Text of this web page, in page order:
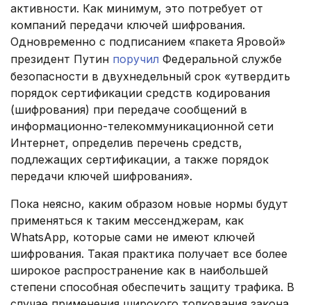
активности. Как минимум, это потребует от
компаний передачи ключей шифрования.
Одновременно с подписанием «пакета Яровой»
президент Путин поручил Федеральной службе
безопасности в двухнедельный срок «утвердить
порядок сертификации средств кодирования
(шифрования) при передаче сообщений в
информационно-телекоммуникационной сети
Интернет, определив перечень средств,
подлежащих сертификации, а также порядок
передачи ключей шифрования».
Пока неясно, каким образом новые нормы будут
применяться к таким мессенджерам, как
WhatsApp, которые сами не имеют ключей
шифрования. Такая практика получает все более
широкое распространение как в наибольшей
степени способная обеспечить защиту трафика. В